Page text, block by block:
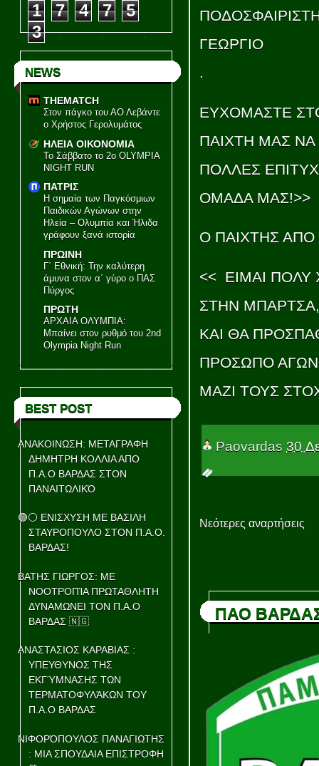
1 7 4 7
5
3
NEWS
THEMATCH
Στον πάγκο του ΑΟ Λεβάντε
ο Χρήστος Γερολυμάτος
ΗΛΕΙΑ ΟΙΚΟΝΟΜΙΑ
Το Σάββατο το 2ο OLYMPIA
NIGHT RUN
ΠΑΤΡΙΣ
Η σημαία των Παγκόσμιων
Παιδικών Αγώνων στην
Ηλεία – Ολυμπία και Ήλιδα
γράφουν ξανά ιστορία
ΠΡΩΙΝΗ
Γ΄ Εθνική: Την καλύτερη
άμυνα στον α΄ γύρο ο ΠΑΣ
Πύργος
ΠΡΩΤΗ
ΑΡΧΑΙΑ ΟΛΥΜΠΙΑ:
Μπαίνει στον ρυθμό του 2nd
Olympia Night Run
BEST POST
ΑΝΑΚΟΙΝΩΣΗ: ΜΕΤΑΓΡΑΦΗ
ΔΗΜΗΤΡΗ ΚΟΛΛΙΑ ΑΠΟ
Π.Α.Ο ΒΑΡΔΑΣ ΣΤΟΝ
ΠΑΝΑΙΤΩΛΙΚΌ
🟢⚪ ΕΝΙΣΧΥΣΗ ΜΕ ΒΑΣΙΛΗ
ΣΤΑΥΡΟΠΟΥΛΟ ΣΤΟΝ Π.Α.Ο.
ΒΑΡΔΑΣ!
ΒΑΤΗΣ ΓΙΩΡΓΟΣ: ΜΕ
ΝΟΟΤΡΟΠΊΑ ΠΡΩΤΑΘΛΗΤΗ
ΔΥΝΑΜΩΝΕΙ ΤΟΝ Π.Α.Ο
ΒΑΡΔΑΣ 🇳🇬
ΑΝΑΣΤΑΣΙΟΣ ΚΑΡΑΒΙΑΣ :
ΥΠΕΥΘΥΝΟΣ ΤΗΣ
ΕΚΓΎΜΝΑΣΗΣ ΤΩΝ
ΤΕΡΜΑΤΟΦΥΛΆΚΩΝ ΤΟΥ
Π.Α.Ο ΒΑΡΔΑΣ
ΝΙΦΟΡΌΠΟΥΛΟΣ ΠΑΝΑΓΙΩΤΗΣ
: ΜΙΑ ΣΠΟΥΔΑΙΑ ΕΠΙΣΤΡΟΦΗ
ΓΕΩΡΓΙΟ
.
ΕΥΧΟΜΑΣΤΕ
ΠΑΙΧΤΗ ΜΑΣ ΝΑ
ΠΟΛΛΕΣ
ΟΜΑΔΑ ΜΑΣ!>>
Ο ΠΑΙΧΤΗΣ
<< ΕΙΜΑΙ
ΣΤΗΝ
ΚΑΙ ΘΑ
ΠΡΟΣΩΠΟ
ΜΑΖΙ ΤΟΥΣ
Paovardas 30
Νεότερες αναρτήσεις
ΠΑΟ